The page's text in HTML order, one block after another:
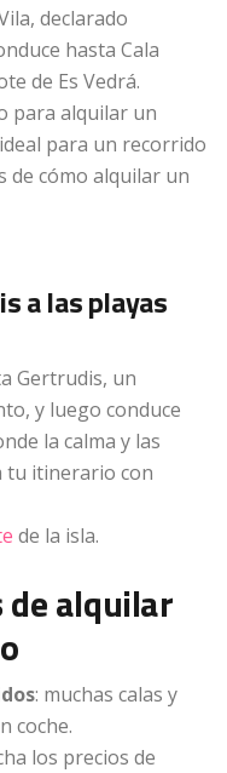
declarado
hasta Cala
de Es Vedrá.
para alquilar un
para un recorrido
de cómo alquilar un
a las playas
Gertrudis, un
y luego conduce
la calma y las
tu itinerario con
de la isla.
de alquilar
: muchas calas y
coche.
los precios de